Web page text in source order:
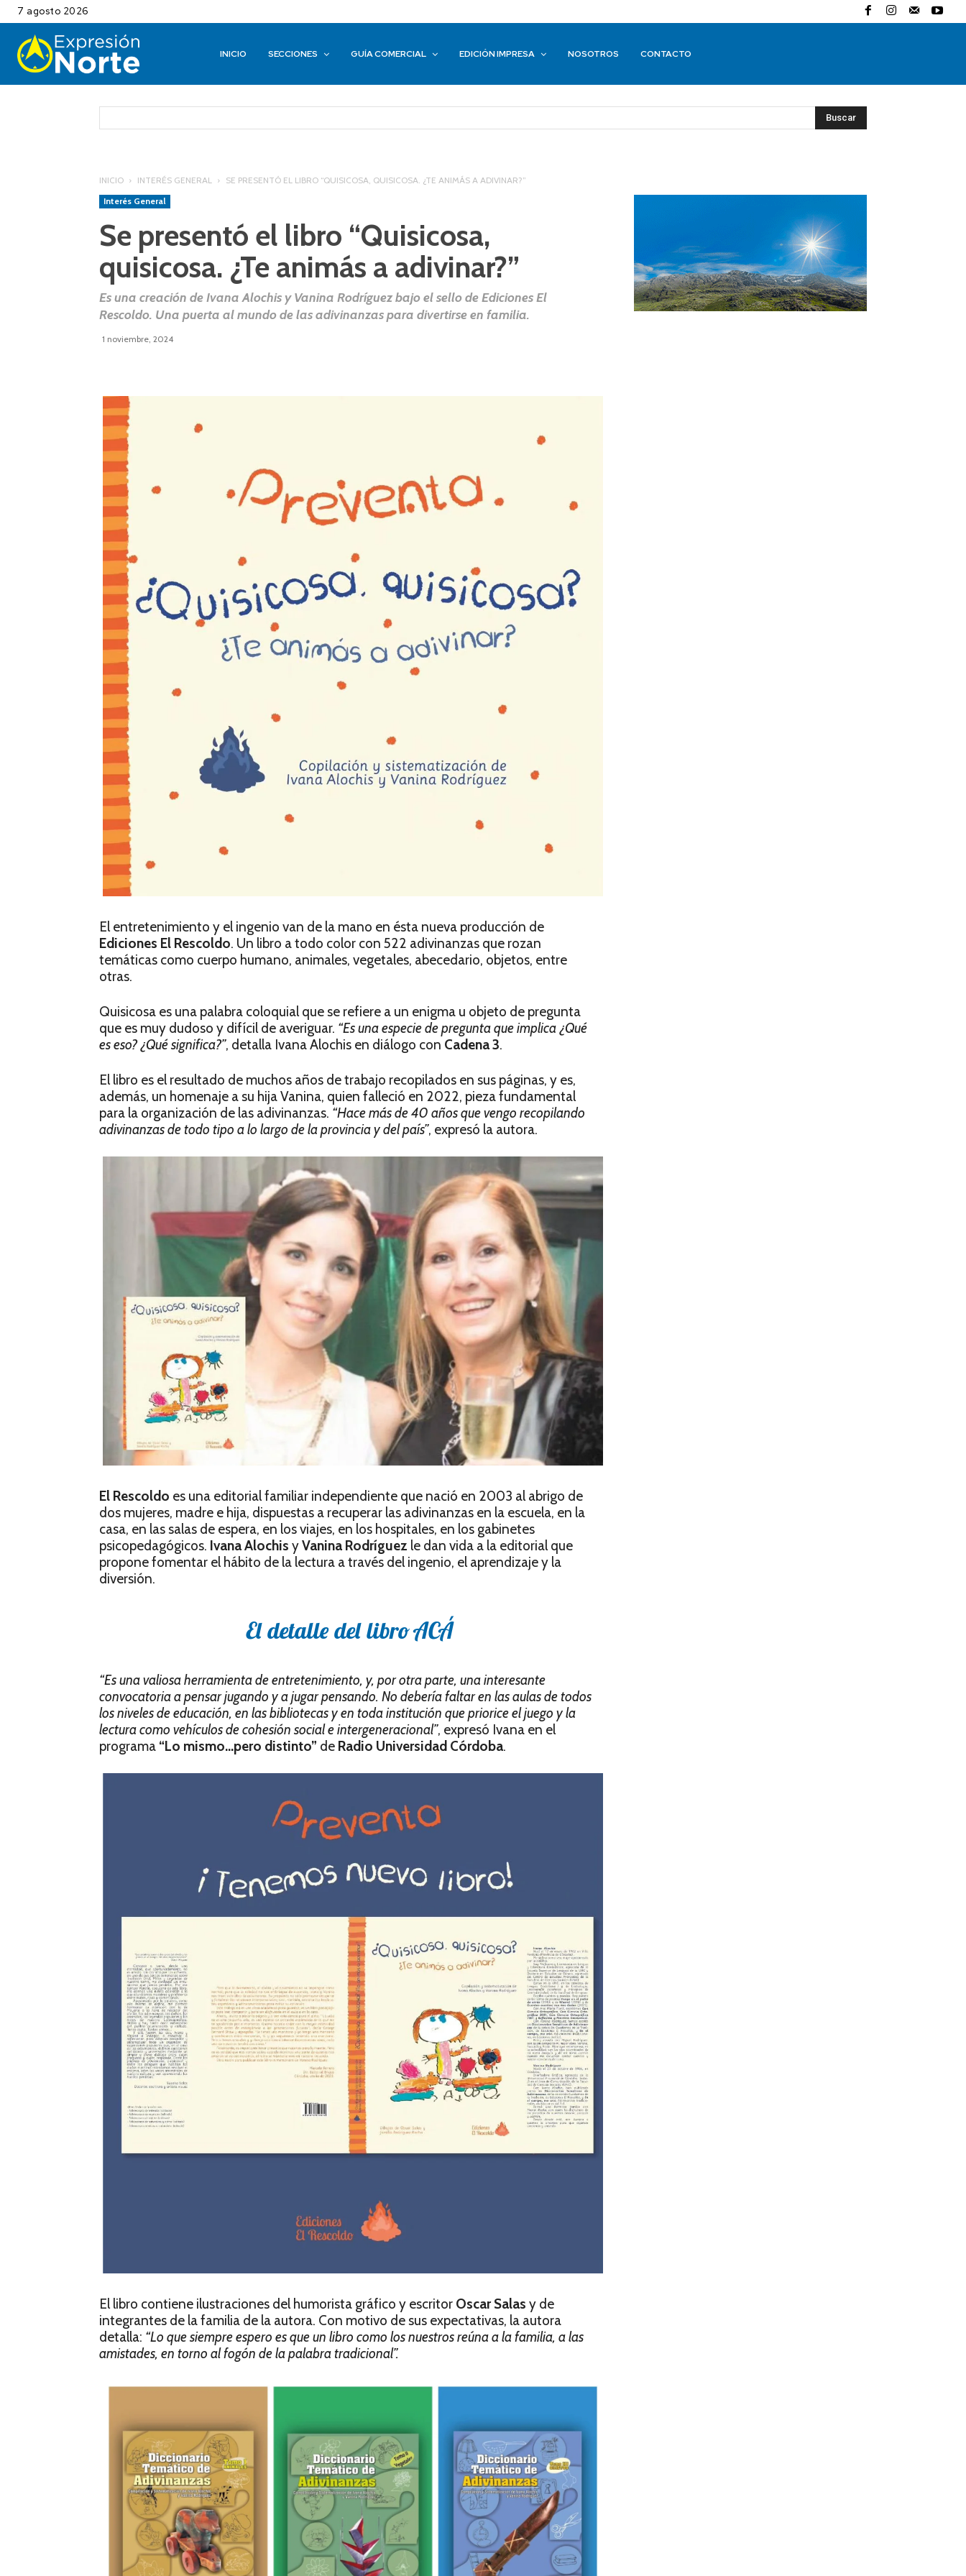
7 agosto 2026
INICIO SECCIONES GUÍA COMERCIAL EDICIÓN IMPRESA NOSOTROS CONTACTO
Buscar
INICIO INTERÉS GENERAL
SE PRESENTÓ EL LIBRO “QUISICOSA, QUISICOSA. ¿TE ANIMÁS A ADIVINAR?”
Interés General
Se presentó el libro “Quisicosa,
quisicosa. ¿Te animás a adivinar?”
Es una creación de Ivana Alochis y Vanina Rodríguez bajo el sello de Ediciones El
Rescoldo. Una puerta al mundo de las adivinanzas para divertirse en familia.
1 noviembre, 2024
El entretenimiento y el ingenio van de la mano en ésta nueva producción de
Ediciones El Rescoldo. Un libro a todo color con 522 adivinanzas que rozan
temáticas como cuerpo humano, animales, vegetales, abecedario, objetos, entre
otras.
Quisicosa es una palabra coloquial que se refiere a un enigma u objeto de pregunta
que es muy dudoso y difícil de averiguar. “Es una especie de pregunta que implica ¿Qué
es eso? ¿Qué significa?”, detalla Ivana Alochis en diálogo con Cadena 3.
El libro es el resultado de muchos años de trabajo recopilados en sus páginas, y es,
además, un homenaje a su hija Vanina, quien falleció en 2022, pieza fundamental
para la organización de las adivinanzas. “Hace más de 40 años que vengo recopilando
adivinanzas de todo tipo a lo largo de la provincia y del país”, expresó la autora.
El Rescoldo es una editorial familiar independiente que nació en 2003 al abrigo de
dos mujeres, madre e hija, dispuestas a recuperar las adivinanzas en la escuela, en la
casa, en las salas de espera, en los viajes, en los hospitales, en los gabinetes
psicopedagógicos. Ivana Alochis yVanina Rodríguez le dan vida a la editorial que
propone fomentar el hábito de la lectura a través del ingenio, el aprendizaje y la
diversión.
El detalle del libroACÁ
“Es una valiosa herramienta de entretenimiento, y, por otra parte, una interesante
convocatoria a pensar jugando y a jugar pensando. No debería faltar en las aulas de todos
los niveles de educación, en las bibliotecas y en toda institución que priorice el juego y la
lectura como vehículos de cohesión social e intergeneracional”, expresó Ivana en el
programa “Lo mismo…pero distinto” de Radio Universidad Córdoba.
El libro contiene ilustraciones del humorista gráfico y escritor Oscar Salas y de
integrantes de la familia de la autora. Con motivo de sus expectativas, la autora
detalla: “Lo que siempre espero es que un libro como los nuestros reúna a la familia, a las
amistades, en torno al fogón de la palabra tradicional”.